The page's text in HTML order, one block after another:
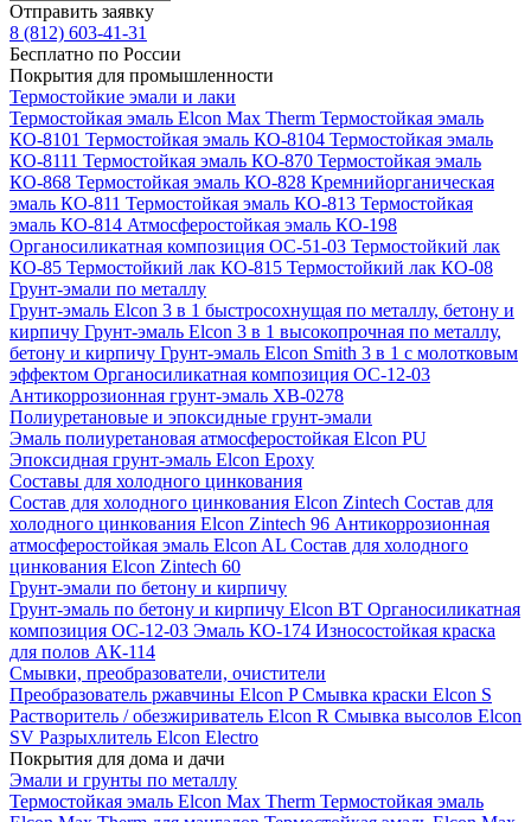
Отправить заявку
8 (812) 603-41-31
Бесплатно по России
Покрытия для промышленности
Термостойкие эмали и лаки
Термостойкая эмаль Elcon Max Therm Термостойкая эмаль
КО-8101 Термостойкая эмаль КО-8104 Термостойкая эмаль
КО-8111 Термостойкая эмаль КО-870 Термостойкая эмаль
КО-868 Термостойкая эмаль КО-828 Кремнийорганическая
эмаль КО-811 Термостойкая эмаль КО-813 Термостойкая
эмаль КО-814 Атмосферостойкая эмаль КО-198
Органосиликатная композиция ОС-51-03 Термостойкий лак
КО-85 Термостойкий лак КО-815 Термостойкий лак КО-08
Грунт-эмали по металлу
Грунт-эмаль Elcon 3 в 1 быстросохнущая по металлу, бетону и
кирпичу Грунт-эмаль Elcon 3 в 1 высокопрочная по металлу,
бетону и кирпичу Грунт-эмаль Elcon Smith 3 в 1 с молотковым
эффектом Органосиликатная композиция ОС-12-03
Антикоррозионная грунт-эмаль ХВ-0278
Полиуретановые и эпоксидные грунт-эмали
Эмаль полиуретановая атмосферостойкая Elcon PU
Эпоксидная грунт-эмаль Elcon Epoxy
Составы для холодного цинкования
Состав для холодного цинкования Elcon Zintech Состав для
холодного цинкования Elcon Zintech 96 Антикоррозионная
атмосферостойкая эмаль Elcon AL Состав для холодного
цинкования Elcon Zintech 60
Грунт-эмали по бетону и кирпичу
Грунт-эмаль по бетону и кирпичу Elcon BT Органосиликатная
композиция ОС-12-03 Эмаль КО-174 Износостойкая краска
для полов АК-114
Смывки, преобразователи, очистители
Преобразователь ржавчины Elcon PСмывка краски Elcon S
Растворитель / обезжириватель Elcon R Смывка высолов Elcon
SV Разрыхлитель Elcon Electro
Покрытия для дома и дачи
Эмали и грунты по металлу
Термостойкая эмаль Elcon Max Therm Термостойкая эмаль